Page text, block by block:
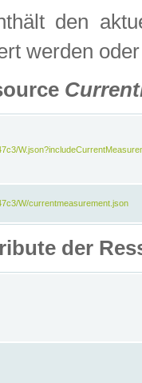
den
werden
W/currentmeasurement.json
der